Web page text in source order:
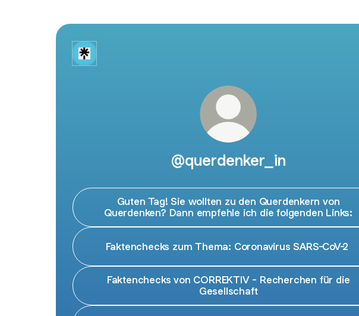
@querdenker_in
Guten Tag! Sie wollten zu den Querdenkern von
Querdenken? Dann empfehle ich die folgenden Links:
Faktenchecks zum Thema: Coronavirus SARS-CoV-2
Faktenchecks von CORREKTIV - Recherchen für die
Gesellschaft